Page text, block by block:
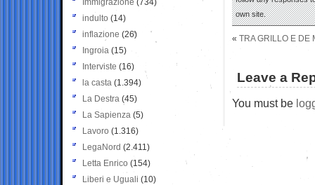
own site.
« TRA GRILLO E DE
Leave a
You must be
Immigrazione (734)
indulto (14)
inflazione (26)
Ingroia (15)
Interviste (16)
la casta (1.394)
La Destra (45)
La Sapienza (5)
Lavoro (1.316)
LegaNord (2.411)
Letta Enrico (154)
Liberi e Uguali (10)